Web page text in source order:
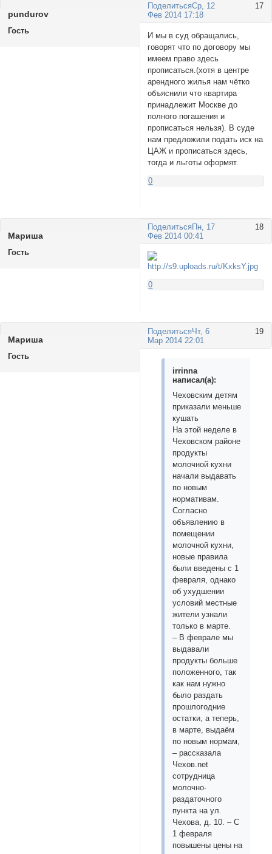
Поделиться 17
Ср, 12
Фев 2014 17:18
pundurov
Гость
И мы в суд обращались,
говорят что по договору мы
имеем право здесь
прописаться.(хотя в центре
арендного жилья нам чётко
объяснили что квартира
принадлежит Москве до
полного погашения и
прописаться нельзя). В суде
нам предложили подать иск на
ЦАЖ и прописаться здесь,
тогда и льготы оформят.
0
Поделиться 18
Пн, 17
Фев 2014 00:41
Маришa
Гость
0
Поделиться 19
Чт, 6
Мар 2014 22:01
Мариша
Гость
irrinna
написал(а):
Чеховским детям
приказали меньше
кушать
На этой неделе в
Чеховском районе
продукты
молочной кухни
начали выдавать
по новым
нормативам.
Согласно
объявлению в
помещении
молочной кухни,
новые правила
были введены с 1
февраля, однако
об ухудшении
условий местные
жители узнали
только в марте.
– В феврале мы
выдавали
продукты больше
положенного, так
как нам нужно
было раздать
прошлогодние
остатки, а теперь,
в марте, выдаём
по новым нормам,
– рассказала
Чехов.net
сотрудница
молочно-
раздаточного
пункта на ул.
Чехова, д. 10. – С
1 февраля
повышены цены на